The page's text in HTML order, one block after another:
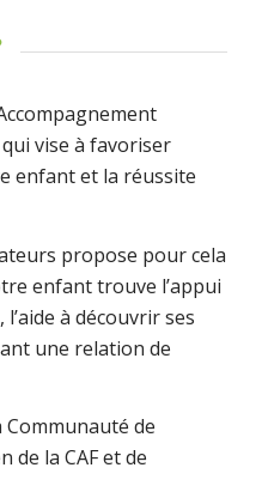
vise à favoriser
enfant et la réussite
propose pour cela
enfant trouve l’appui
à découvrir ses
une relation de
Communauté de
de la CAF et de